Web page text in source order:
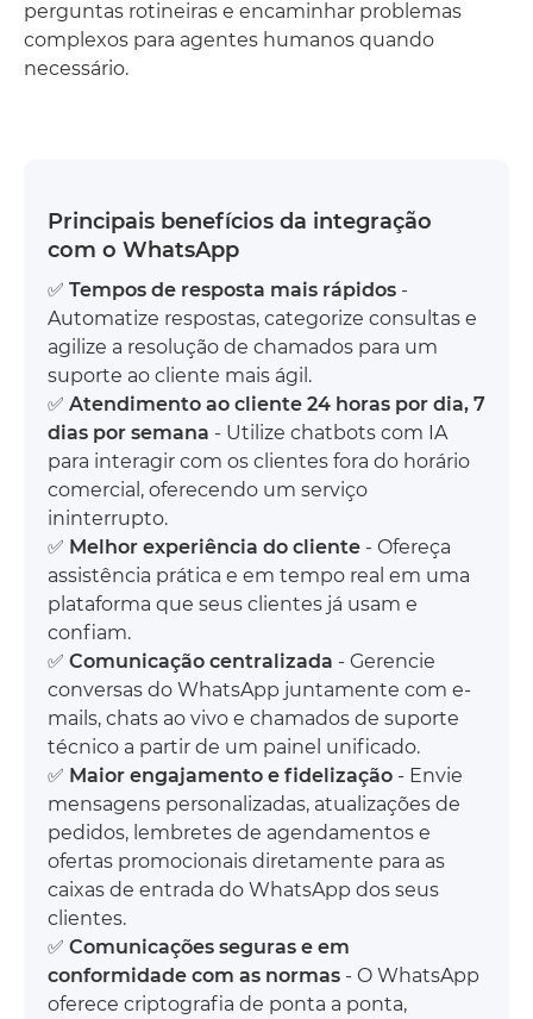
perguntas rotineiras e encaminhar problemas
complexos para agentes humanos quando
necessário.
Principais benefícios da integração
com o WhatsApp
✅ Tempos de resposta mais rápidos -
Automatize respostas, categorize consultas e
agilize a resolução de chamados para um
suporte ao cliente mais ágil.
✅ Atendimento ao cliente 24 horas por dia, 7
dias por semana - Utilize chatbots com IA
para interagir com os clientes fora do horário
comercial, oferecendo um serviço
ininterrupto.
✅ Melhor experiência do cliente - Ofereça
assistência prática e em tempo real em uma
plataforma que seus clientes já usam e
confiam.
✅ Comunicação centralizada - Gerencie
conversas do WhatsApp juntamente com e-
mails, chats ao vivo e chamados de suporte
técnico a partir de um painel unificado.
✅ Maior engajamento e fidelização - Envie
mensagens personalizadas, atualizações de
pedidos, lembretes de agendamentos e
ofertas promocionais diretamente para as
caixas de entrada do WhatsApp dos seus
clientes.
✅ Comunicações seguras e em
conformidade com as normas - O WhatsApp
oferece criptografia de ponta a ponta,